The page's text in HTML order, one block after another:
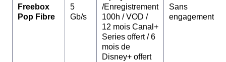
Freebox
Pop Fibre
5
Gb/s
/Enregistrement
100h / VOD /
12 mois Canal+
Series offert / 6
mois de
Disney+ offert
Sans
engagement